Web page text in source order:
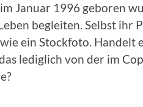
Januar 1996 geboren
begleiten. Selbst ihr
ein Stockfoto. Handelt
lediglich von der im